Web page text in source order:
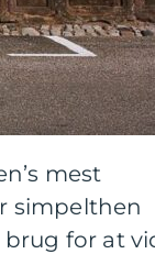
mest
simpelthen
brug for at